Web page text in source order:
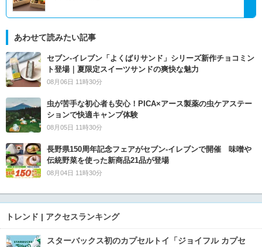
あわせて読みたい記事
セブン‐イレブン「よくばりサンド」シリーズ新作チョコミン
ト登場｜夏限定スイーツサンドの爽快な魅力
08月06日 11時30分
虫が苦手な初心者も安心！PICA×アース製薬の虫ケアステー
ションで快適キャンプ体験
08月05日 11時30分
長野県150周年記念フェアがセブン-イレブンで開催 味噌や
伝統野菜を使った新商品21品が登場
08月04日 11時30分
トレンド | アクセスランキング
スターバックス初のカプセルトイ「ジョイフル カプセ